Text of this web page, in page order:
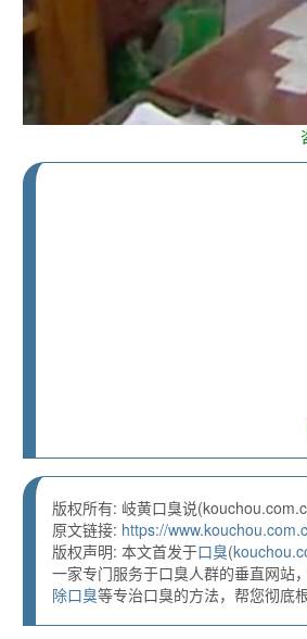
版权所有: 岐黄口臭说
原文链接: https://
版权声明: 本文首发于口臭(
一家专门服务于口臭人群的垂直网站
除口臭等专治口臭的方法，帮您彻底